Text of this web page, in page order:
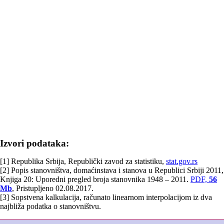
Izvori podataka:
[1] Republika Srbija, Republički zavod za statistiku, stat.gov.rs
[2] Popis stanovništva, domaćinstava i stanova u Republici Srbiji 2011,
Knjiga 20: Uporedni pregled broja stanovnika 1948 – 2011. PDF, 56
Mb, Pristupljeno 02.08.2017.
[3] Sopstvena kalkulacija, računato linearnom interpolacijom iz dva
najbliža podatka o stanovništvu.